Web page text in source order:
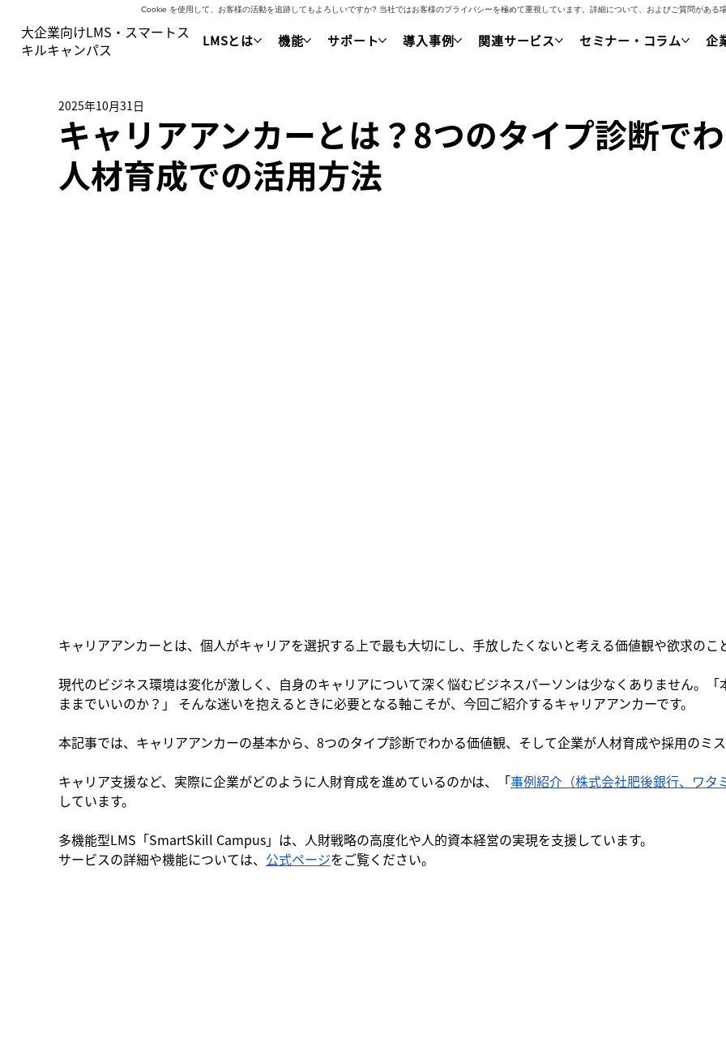
大企業向けLMS・スマートス
キルキャンパス
LMSとは 機能 サポート 導入事例 関連サービス セミナー・コラム 企
キャリアアンカーとは？8つのタイプ診断で
人材育成での活用方法
2025年10月31日
キャリアアンカーとは、個人がキャリアを選択する上で最も大切にし、手放したくないと考える価値観や欲求のこ
現代のビジネス環境は変化が激しく、自身のキャリアについて深く悩むビジネスパーソンは少なくありません。
ままでいいのか？」 そんな迷いを抱えるときに必要となる軸こそが、今回ご紹介するキャリアアンカーです。
本記事では、キャリアアンカーの基本から、8つのタイプ診断でわかる価値観、そして企業が人材育成や採用のミ
キャリア支援など、実際に企業がどのように人財育成を進めているのかは、「事例紹介（株式会社肥後銀行、ワタ
しています。
多機能型LMS「SmartSkill Campus」は、人財戦略の高度化や人的資本経営の実現を支援しています。
サービスの詳細や機能については、 公式ページをご覧ください。
Cookie を使用して、お客様の活動を追跡してもよろしいですか? 当社ではお客様のプライバシーを極めて重視しています。詳細について、およびご質問がある